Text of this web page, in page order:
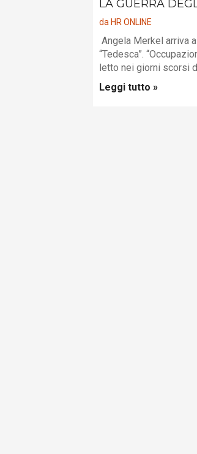
LA GUERRA
da HR ONLINE
Angela Merkel arriva
“Tedesca”.
letto nei giorni scorsi
Leggi tutto »